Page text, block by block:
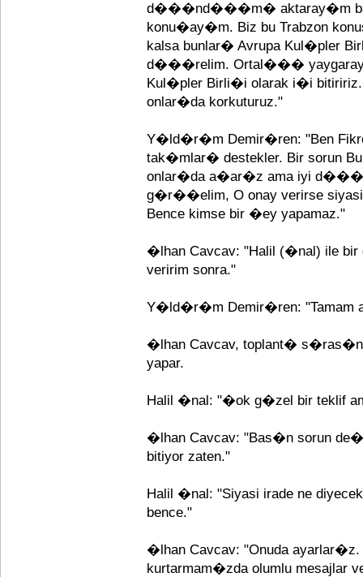
d���nd���m� aktaray�m
konu�ay�m. Biz bu Trabzon
kalsa bunlar� Avrupa Kul�pler
d���relim. Ortal���
Kul�pler Birli�i olarak i�i bitiririz.
onlar�da korkuturuz."
Y�ld�r�m Demir�ren: "Ben
tak�mlar� destekler. Bir sorun
onlar�da a�ar�z ama iyi
g�r��elim, O onay verirse
Bence kimse bir �ey yapamaz."
�lhan Cavcav: "Halil (�nal) ile
veririm sonra."
Y�ld�r�m Demir�ren: "Tamam
�lhan Cavcav, toplant�
yapar.
Halil �nal: "�ok g�zel bir teklif
�lhan Cavcav: "Bas�n sorun
bitiyor zaten."
Halil �nal: "Siyasi irade ne
bence."
�lhan Cavcav: "Onuda
kurtarmam�zda olumlu mesajlar